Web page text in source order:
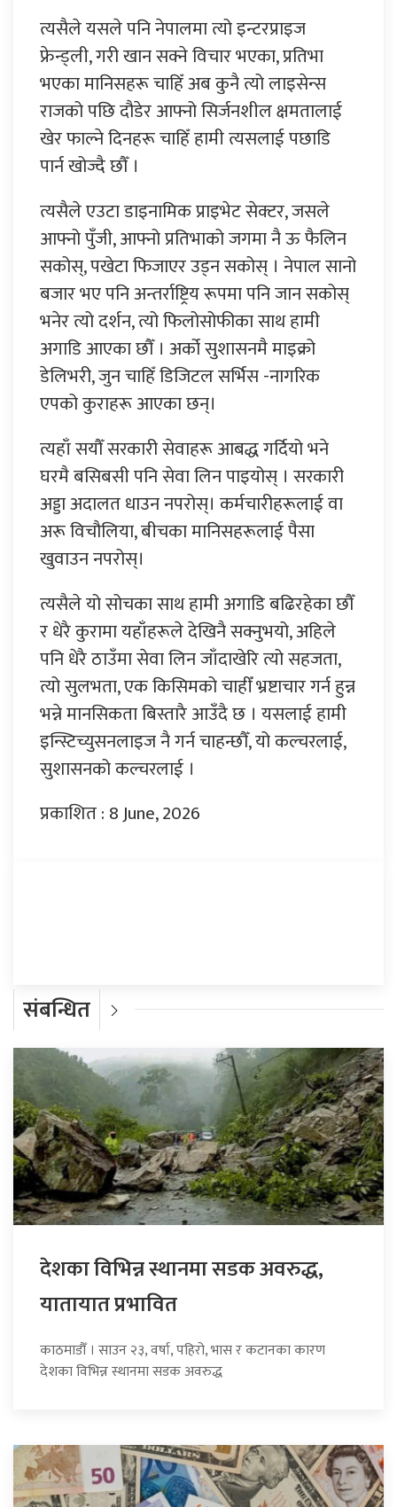
त्यसैले यसले पनि नेपालमा त्यो इन्टरप्राइज
फ्रेन्ड्ली, गरी खान सक्ने विचार भएका, प्रतिभा
भएका मानिसहरू चाहिँ अब कुनै त्यो लाइसेन्स
राजको पछि दौडेर आफ्नो सिर्जनशील क्षमतालाई
खेर फाल्ने दिनहरू चाहिँ हामी त्यसलाई पछाडि
पार्न खोज्दै छौँ ।
त्यसैले एउटा डाइनामिक प्राइभेट सेक्टर, जसले
आफ्नो पुँजी, आफ्नो प्रतिभाको जगमा नै ऊ फैलिन
सकोस्, पखेटा फिजाएर उड्न सकोस् । नेपाल सानो
बजार भए पनि अन्तर्राष्ट्रिय रूपमा पनि जान सकोस्
भनेर त्यो दर्शन, त्यो फिलोसोफीका साथ हामी
अगाडि आएका छौँ । अर्को सुशासनमै माइक्रो
डेलिभरी, जुन चाहिँ डिजिटल सर्भिस -नागरिक
एपको कुराहरू आएका छन्।
त्यहाँ सयौँ सरकारी सेवाहरू आबद्ध गर्दियो भने
घरमै बसिबसी पनि सेवा लिन पाइयोस् । सरकारी
अड्डा अदालत धाउन नपरोस्। कर्मचारीहरूलाई वा
अरू विचौलिया, बीचका मानिसहरूलाई पैसा
खुवाउन नपरोस्।
त्यसैले यो सोचका साथ हामी अगाडि बढिरहेका छौँ
र धेरै कुरामा यहाँहरूले देखिनै सक्नुभयो, अहिले
पनि धेरै ठाउँमा सेवा लिन जाँदाखेरि त्यो सहजता,
त्यो सुलभता, एक किसिमको चाहीँ भ्रष्टाचार गर्न हुन्न
भन्ने मानसिकता बिस्तारै आउँदै छ । यसलाई हामी
इन्स्टिच्युसनलाइज नै गर्न चाहन्छौँ, यो कल्चरलाई,
सुशासनको कल्चरलाई ।
प्रकाशित : 8 June, 2026
संबन्धित
देशका विभिन्न स्थानमा सडक अवरुद्ध,
यातायात प्रभावित
काठमाडौँ । साउन २३, वर्षा, पहिरो, भास र कटानका कारण
देशका विभिन्न स्थानमा सडक अवरुद्ध